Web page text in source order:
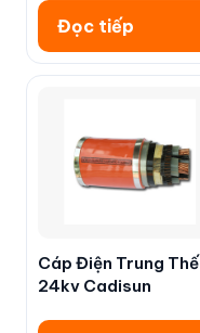
Đọc tiếp
Cáp Điện Trung Thế
24kv Cadisun